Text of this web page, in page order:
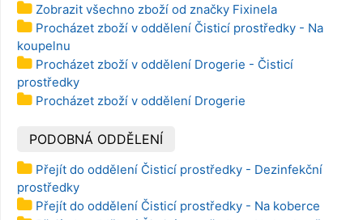
Zobrazit všechno zboží od značky Fixinela
Procházet zboží v oddělení Čisticí prostředky - Na
koupelnu
Procházet zboží v oddělení Drogerie - Čisticí
prostředky
Procházet zboží v oddělení Drogerie
PODOBNÁ ODDĚLENÍ
Přejít do oddělení Čisticí prostředky - Dezinfekční
prostředky
Přejít do oddělení Čisticí prostředky - Na koberce